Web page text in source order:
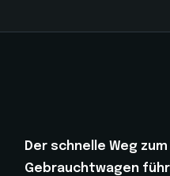
Der schnelle Weg
Gebrauchtwagen